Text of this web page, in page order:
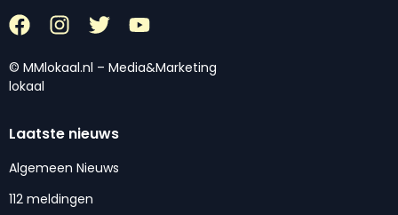
© MMlokaal.nl – Media&Marketing
lokaal
Laatste nieuws
Algemeen Nieuws
112 meldingen